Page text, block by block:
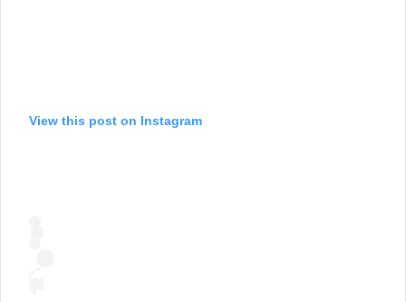
View this post on Instagram